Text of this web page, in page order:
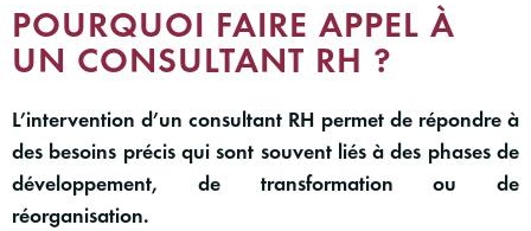
POURQUOI FAIRE APPEL À
UN CONSULTANT RH ?
L’intervention d’un consultant RH permet de répondre à
des besoins précis qui sont souvent liés à des phases de
développement, de transformation ou de
réorganisation.